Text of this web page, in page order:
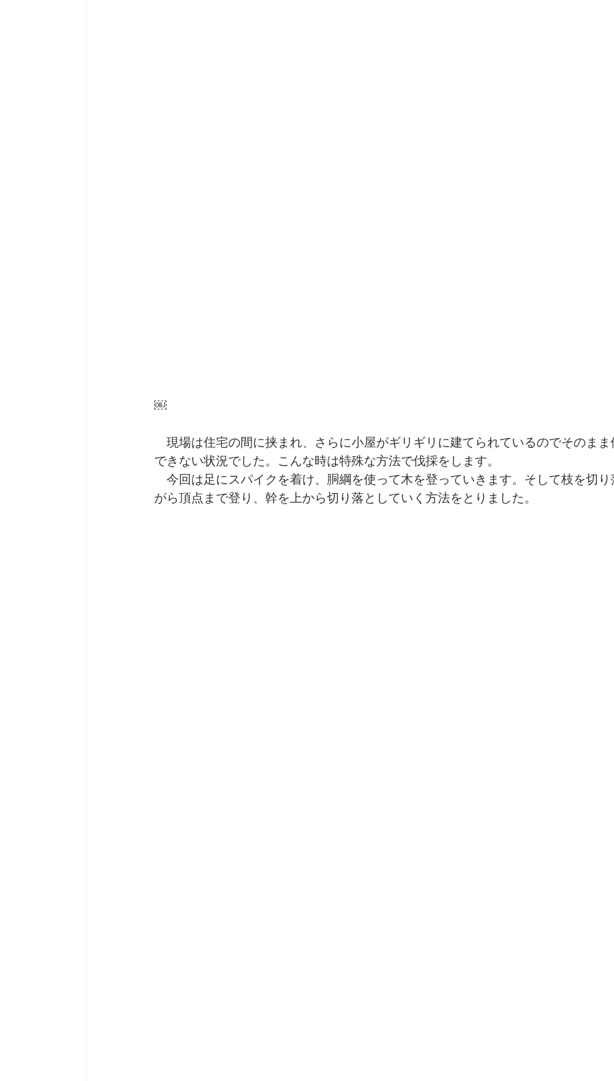
￼
現場は住宅の間に挟まれ、さらに小屋がギリギリに建てられているのでそのまま
できない状況でした。こんな時は特殊な方法で伐採をします。
今回は足にスパイクを着け、胴綱を使って木を登っていきます。そして枝を切り
がら頂点まで登り、幹を上から切り落としていく方法をとりました。